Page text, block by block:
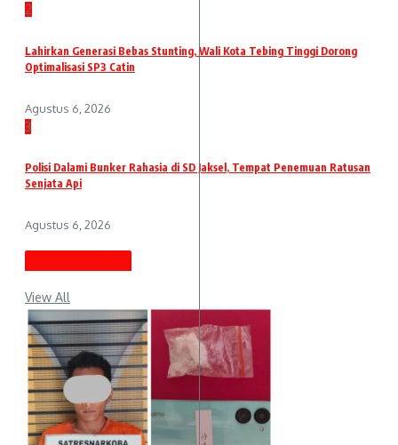
2
Lahirkan Generasi Bebas Stunting, Wali Kota Tebing Tinggi Dorong
Optimalisasi SP3 Catin
Agustus 6, 2026
3
Polisi Dalami Bunker Rahasia di SD Jaksel, Tempat Penemuan Ratusan
Senjata Api
Agustus 6, 2026
View All